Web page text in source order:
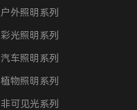
户外照明系列
彩光照明系列
汽车照明系列
植物照明系列
非可见光系列